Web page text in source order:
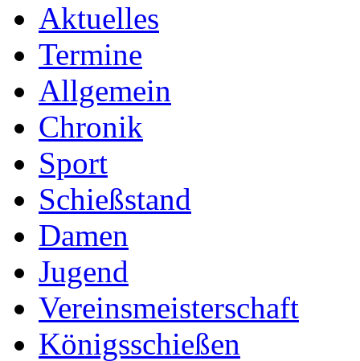
Aktuelles
Termine
Allgemein
Chronik
Sport
Schießstand
Damen
Jugend
Vereinsmeisterschaft
Königsschießen